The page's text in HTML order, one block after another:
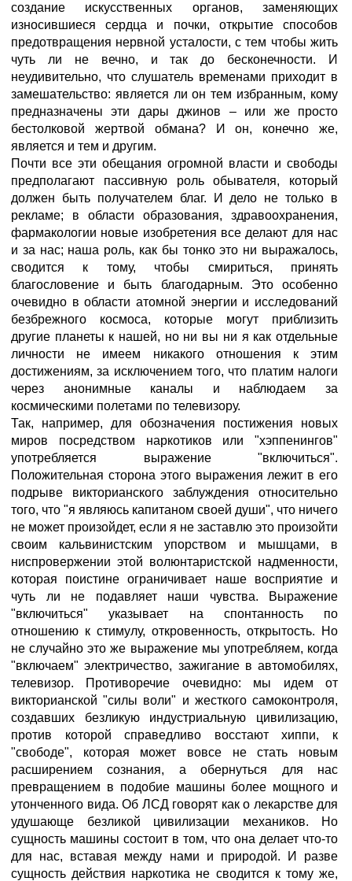
создание искусственных органов, заменяющих
износившиеся сердца и почки, открытие способов
предотвращения нервной усталости, с тем чтобы жить
чуть ли не вечно, и так до бесконечности. И
неудивительно, что слушатель временами приходит в
замешательство: является ли он тем избранным, кому
предназначены эти дары джинов – или же просто
бестолковой жертвой обмана? И он, конечно же,
является и тем и другим.
Почти все эти обещания огромной власти и свободы
предполагают пассивную роль обывателя, который
должен быть получателем благ. И дело не только в
рекламе; в области образования, здравоохранения,
фармакологии новые изобретения все делают для нас
и за нас; наша роль, как бы тонко это ни выражалось,
сводится к тому, чтобы смириться, принять
благословение и быть благодарным. Это особенно
очевидно в области атомной энергии и исследований
безбрежного космоса, которые могут приблизить
другие планеты к нашей, но ни вы ни я как отдельные
личности не имеем никакого отношения к этим
достижениям, за исключением того, что платим налоги
через анонимные каналы и наблюдаем за
космическими полетами по телевизору.
Так, например, для обозначения постижения новых
миров посредством наркотиков или "хэппенингов"
употребляется выражение "включиться".
Положительная сторона этого выражения лежит в его
подрыве викторианского заблуждения относительно
того, что "я являюсь капитаном своей души", что ничего
не может произойдет, если я не заставлю это произойти
своим кальвинистским упорством и мышцами, в
ниспровержении этой волюнтаристской надменности,
которая поистине ограничивает наше восприятие и
чуть ли не подавляет наши чувства. Выражение
"включиться" указывает на спонтанность по
отношению к стимулу, откровенность, открытость. Но
не случайно это же выражение мы употребляем, когда
"включаем" электричество, зажигание в автомобилях,
телевизор. Противоречие очевидно: мы идем от
викторианской "силы воли" и жесткого самоконтроля,
создавших безликую индустриальную цивилизацию,
против которой справедливо восстают хиппи, к
"свободе", которая может вовсе не стать новым
расширением сознания, а обернуться для нас
превращением в подобие машины более мощного и
утонченного вида. Об ЛСД говорят как о лекарстве для
удушающе безликой цивилизации механиков. Но
сущность машины состоит в том, что она делает что-то
для нас, вставая между нами и природой. И разве
сущность действия наркотика не сводится к тому же,